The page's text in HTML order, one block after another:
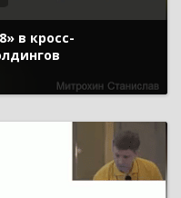
в кросс-